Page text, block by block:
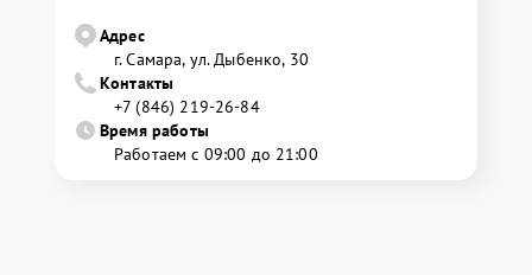
Адрес
г. Самара, ул. Дыбенко, 30
Контакты
+7 (846) 219-26-84
Время работы
Работаем с 09:00 до 21:00